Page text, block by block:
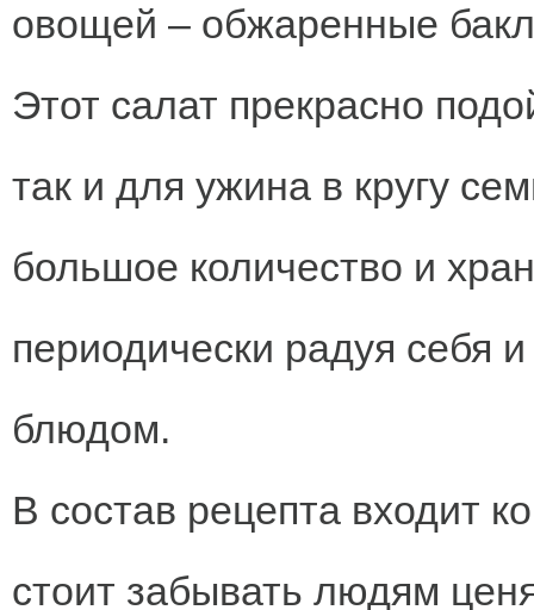
овощей – обжаренные
Этот салат прекрасно
так и для ужина в кругу
большое количество и
периодически радуя себя
блюдом.
В состав рецепта входит
стоит забывать людям